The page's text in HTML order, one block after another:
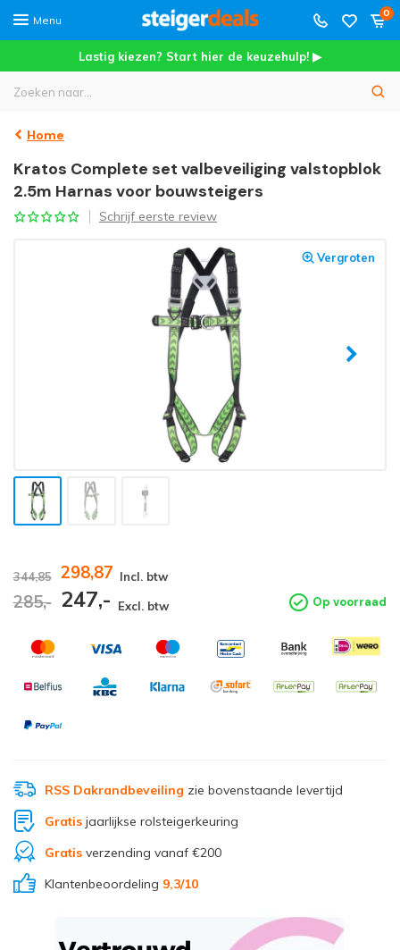
Menu
0
Lastig kiezen? Start hier de keuzehulp! ▶
Home
Kratos Complete set valbeveiliging valstopblok
2.5m Harnas voor bouwsteigers
Schrijf eerste review
Vergroten
344,85 298,87 Incl. btw
285,- 247,- Excl. btw Op voorraad
RSS Dakrandbeveiling zie bovenstaande levertijd
Gratisjaarlijkse rolsteigerkeuring
Gratisverzending vanaf €200
Klantenbeoordeling 9,3/10